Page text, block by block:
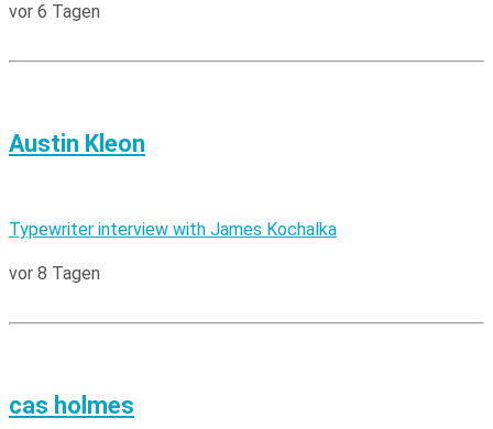
vor 6 Tagen
Austin Kleon
Typewriter interview with James Kochalka
vor 8 Tagen
cas holmes